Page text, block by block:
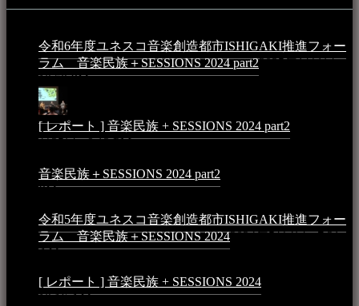
令和6年度ユネスコ音楽創造都市ISHIGAKI推進フォー
ラム 音楽民族＋SESSIONS 2024 part22025年1月1日 -
10:50 PM
[ レポート ] 音楽民族 + SESSIONS 2024 part2
月25日 - 9:13 PM
音楽民族＋SESSIONS 2024 part2
PM
令和5年度ユネスコ音楽創造都市ISHIGAKI推進フォー
ラム 音楽民族＋SESSIONS 20242024年5月4日 - 7:21
AM
[ レポート ] 音楽民族 + SESSIONS 2024
10:16 AM